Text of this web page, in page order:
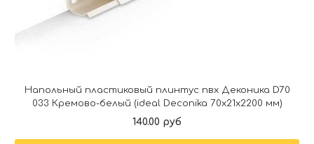
Напольный пластиковый плинтус пвх Деконика D70
033 Кремово-белый (ideal Deconika 70х21х2200 мм)
140.00 руб